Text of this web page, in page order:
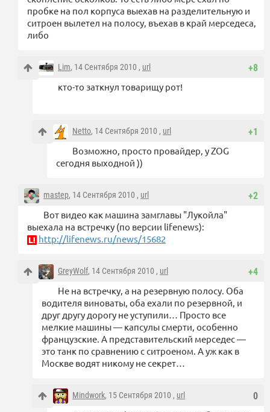
пробке на пол корпуса выехав на разделительную и
ситроен вылетел на полосу, въехав в край мерседеса,
либо
+8
Lim, 14 Сентября 2010 , url
кто-то заткнул товарищу рот!
+1
Netto, 14 Сентября 2010 , url
Возможно, просто провайдер, у ZOG
сегодня выходной ))
+2
mastep, 14 Сентября 2010 , url
Вот видео как машина замглавы "Лукойла"
выехала на встречку (по версии lifenews):
http://lifenews.ru/news/15682
+4
GreyWolf, 14 Сентября 2010 , url
Не на встречку, а на резервную полосу. Оба
водителя виноваты, оба ехали по резервной, и
друг другу дорогу не уступили… Просто все
мелкие машины — капсулы смерти, особенно
французские. А представительский мерседес —
это танк по сравнению с ситроеном. А уж как в
Москве водят никому не секрет…
0
Mindwork, 15 Сентября 2010 , url